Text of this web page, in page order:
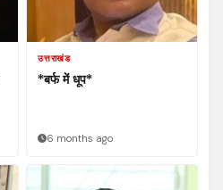
उत्तराखंड
*बर्फ में धूप*
6 months ago